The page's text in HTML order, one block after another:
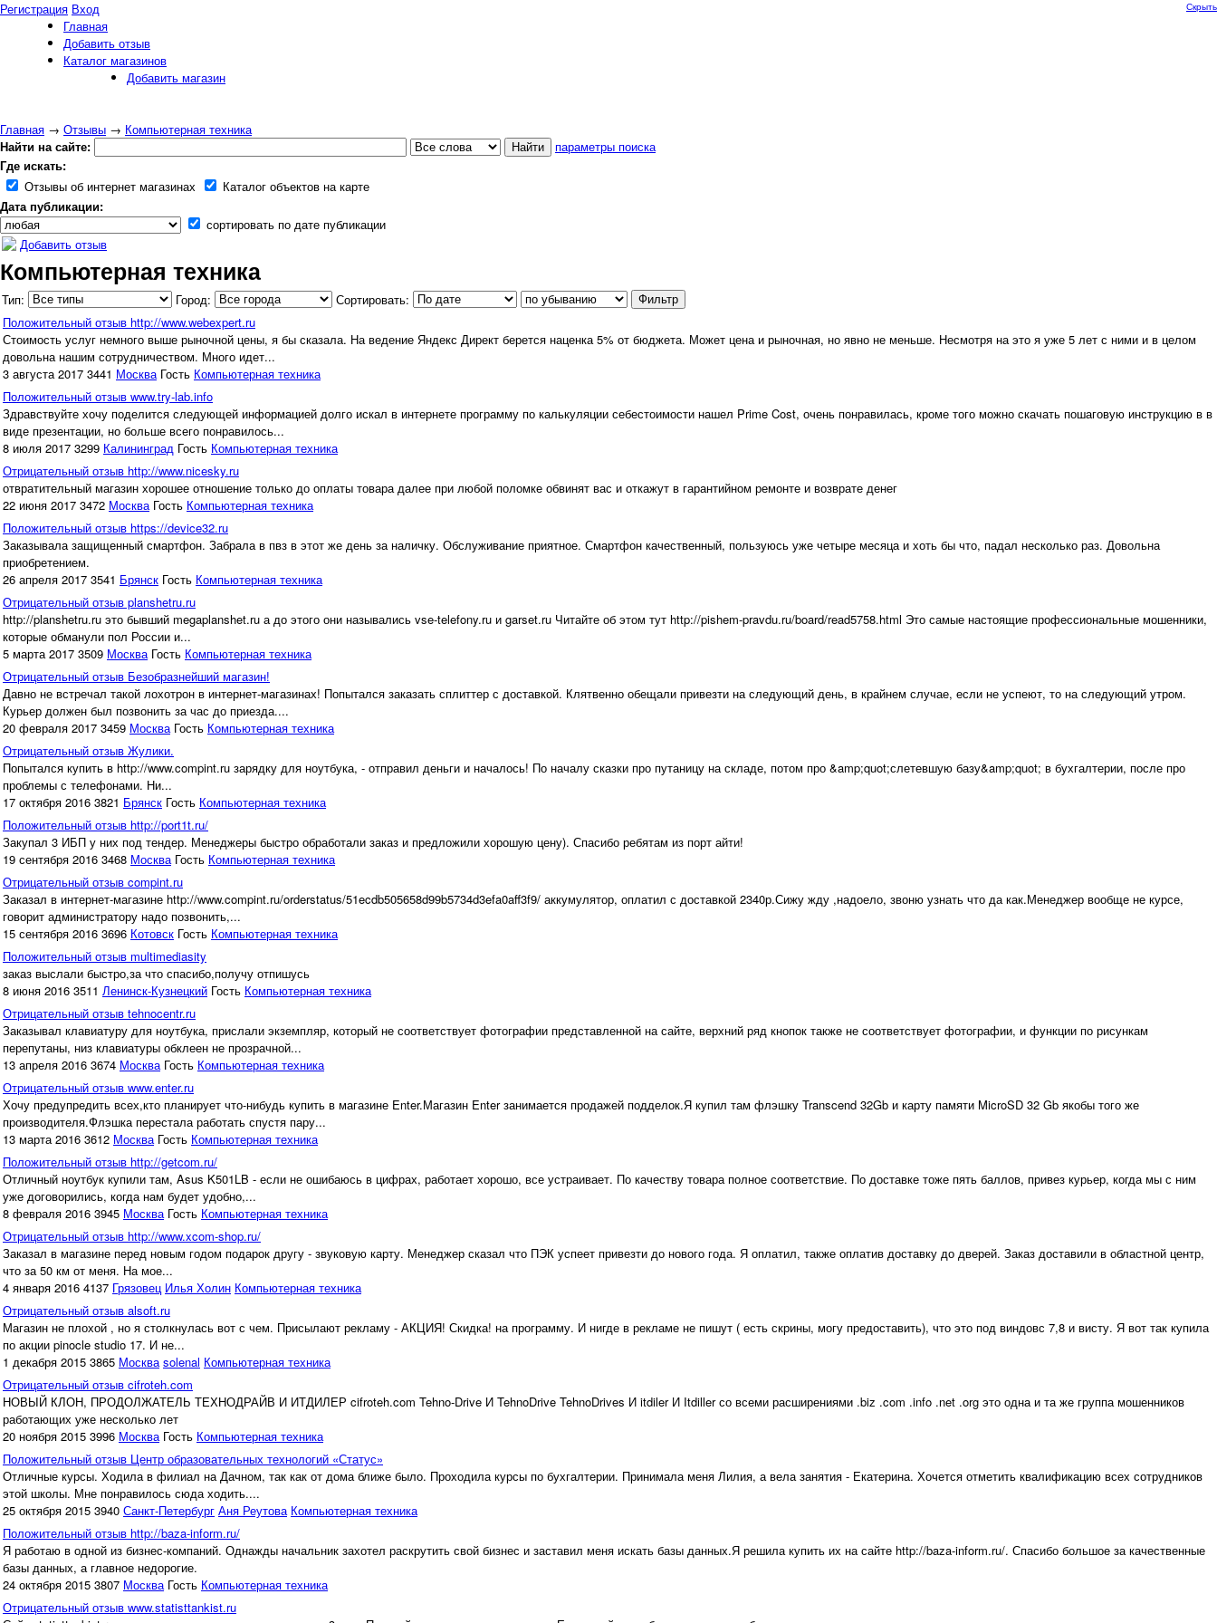
Регистрация Вход
Главная
Добавить отзыв
Каталог магазинов
Добавить магазин
Главная → Отзывы → Компьютерная техника
Найти на сайте:
параметры поиска
Где искать:
Отзывы об интернет магазинах
Каталог объектов на карте
Дата публикации:
сортировать по дате публикации
Скрыть
Добавить отзыв
Компьютерная техника
Тип: Город:
Сортировать:
Положительный отзыв http://www.webexpert.ru
Стоимость услуг немного выше рыночной цены, я бы сказала. На ведение Яндекс Директ берется наценка 5% от бюджета. Может цена и рыночная, но явно не меньше. Несмотря на это я уже 5 лет с ними и в целом
довольна нашим сотрудничеством. Много идет...
3 августа 2017 3441 Москва Гость Компьютерная техника
Положительный отзыв www.try-lab.info
Здравствуйте хочу поделится следующей информацией долго искал в интернете программу по калькуляции себестоимости нашел Prime Cost, очень понравилась, кроме того можно скачать пошаговую инструкцию в в
виде презентации, но больше всего понравилось...
8 июля 2017 3299 Калининград Гость Компьютерная техника
Отрицательный отзыв http://www.nicesky.ru
отвратительный магазин хорошее отношение только до оплаты товара далее при любой поломке обвинят вас и откажут в гарантийном ремонте и возврате денег
22 июня 2017 3472 Москва Гость Компьютерная техника
Положительный отзыв https://device32.ru
Заказывала защищенный смартфон. Забрала в пвз в этот же день за наличку. Обслуживание приятное. Смартфон качественный, пользуюсь уже четыре месяца и хоть бы что, падал несколько раз. Довольна
приобретением.
26 апреля 2017 3541 Брянск Гость Компьютерная техника
Отрицательный отзыв planshetru.ru
http://planshetru.ru это бывший megaplanshet.ru а до этого они назывались vse-telefony.ru и garset.ru Читайте об этом тут http://pishem-pravdu.ru/board/read5758.html Это самые настоящие профессиональные мошенники,
которые обманули пол России и...
5 марта 2017 3509 Москва Гость Компьютерная техника
Отрицательный отзыв Безобразнейший магазин!
Давно не встречал такой лохотрон в интернет-магазинах! Попытался заказать сплиттер с доставкой. Клятвенно обещали привезти на следующий день, в крайнем случае, если не успеют, то на следующий утром.
Курьер должен был позвонить за час до приезда....
20 февраля 2017 3459 Москва Гость Компьютерная техника
Отрицательный отзыв Жулики.
Попытался купить в http://www.compint.ru зарядку для ноутбука, - отправил деньги и началось! По началу сказки про путаницу на складе, потом про &amp;quot;слетевшую базу&amp;quot; в бухгалтерии, после про
проблемы с телефонами. Ни...
17 октября 2016 3821 Брянск Гость Компьютерная техника
Положительный отзыв http://port1t.ru/
Закупал 3 ИБП у них под тендер. Менеджеры быстро обработали заказ и предложили хорошую цену). Спасибо ребятам из порт айти!
19 сентября 2016 3468 Москва Гость Компьютерная техника
Отрицательный отзыв compint.ru
Заказал в интернет-магазине http://www.compint.ru/orderstatus/51ecdb505658d99b5734d3efa0aff3f9/ аккумулятор, оплатил с доставкой 2340р.Сижу жду ,надоело, звоню узнать что да как.Менеджер вообще не курсе,
говорит администратору надо позвонить,...
15 сентября 2016 3696 Котовск Гость Компьютерная техника
Положительный отзыв multimediasity
заказ выслали быстро,за что спасибо,получу отпишусь
8 июня 2016 3511 Ленинск-Кузнецкий Гость Компьютерная техника
Отрицательный отзыв tehnocentr.ru
Заказывал клавиатуру для ноутбука, прислали экземпляр, который не соответствует фотографии представленной на сайте, верхний ряд кнопок также не соответствует фотографии, и функции по рисункам
перепутаны, низ клавиатуры обклеен не прозрачной...
13 апреля 2016 3674 Москва Гость Компьютерная техника
Отрицательный отзыв www.enter.ru
Хочу предупредить всех,кто планирует что-нибудь купить в магазине Enter.Магазин Enter занимается продажей подделок.Я купил там флэшку Transcend 32Gb и карту памяти MicroSD 32 Gb якобы того же
производителя.Флэшка перестала работать спустя пару...
13 марта 2016 3612 Москва Гость Компьютерная техника
Положительный отзыв http://getcom.ru/
Отличный ноутбук купили там, Asus K501LB - если не ошибаюсь в цифрах, работает хорошо, все устраивает. По качеству товара полное соответствие. По доставке тоже пять баллов, привез курьер, когда мы с ним
уже договорились, когда нам будет удобно,...
8 февраля 2016 3945 Москва Гость Компьютерная техника
Отрицательный отзыв http://www.xcom-shop.ru/
Заказал в магазине перед новым годом подарок другу - звуковую карту. Менеджер сказал что ПЭК успеет привезти до нового года. Я оплатил, также оплатив доставку до дверей. Заказ доставили в областной центр,
что за 50 км от меня. На мое...
4 января 2016 4137 Грязовец Илья Холин Компьютерная техника
Отрицательный отзыв alsoft.ru
Магазин не плохой , но я столкнулась вот с чем. Присылают рекламу - АКЦИЯ! Скидка! на программу. И нигде в рекламе не пишут ( есть скрины, могу предоставить), что это под виндовс 7,8 и висту. Я вот так купила
по акции pinocle studio 17. И не...
1 декабря 2015 3865 Москва solenal Компьютерная техника
Отрицательный отзыв cifroteh.com
НОВЫЙ КЛОН, ПРОДОЛЖАТЕЛЬ ТЕХНОДРАЙВ И ИТДИЛЕР cifroteh.com Tehno-Drive И TehnoDrive TehnoDrives И itdiler И Itdiller со всеми расширениями .biz .com .info .net .org это одна и та же группа мошенников
работающих уже несколько лет
20 ноября 2015 3996 Москва Гость Компьютерная техника
Положительный отзыв Центр образовательных технологий «Статус»
Отличные курсы. Ходила в филиал на Дачном, так как от дома ближе было. Проходила курсы по бухгалтерии. Принимала меня Лилия, а вела занятия - Екатерина. Хочется отметить квалификацию всех сотрудников
этой школы. Мне понравилось сюда ходить....
25 октября 2015 3940 Санкт-Петербург Аня Реутова Компьютерная техника
Положительный отзыв http://baza-inform.ru/
Я работаю в одной из бизнес-компаний. Однажды начальник захотел раскрутить свой бизнес и заставил меня искать базы данных.Я решила купить их на сайте http://baza-inform.ru/. Спасибо большое за качественные
базы данных, а главное недорогие.
24 октября 2015 3807 Москва Гость Компьютерная техника
Отрицательный отзыв www.statisttankist.ru